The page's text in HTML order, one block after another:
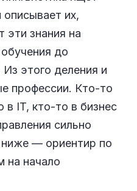
их,
эти знания на
до
этого деления и
профессии. Кто-то
в IT, кто-то в бизнес
сильно
ниже — ориентир по
на начало